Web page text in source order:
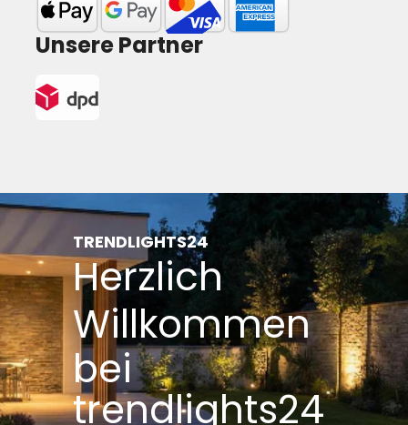
Unsere Partner
TRENDLIGHTS24
Herzlich
Willkommen
bei
trendlights24